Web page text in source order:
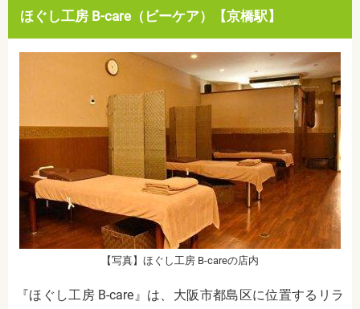
ほぐし工房 B-care（ビーケア）【京橋駅】
【写真】ほぐし工房 B-careの店内
『ほぐし工房 B-care』は、大阪市都島区に位置するリラ